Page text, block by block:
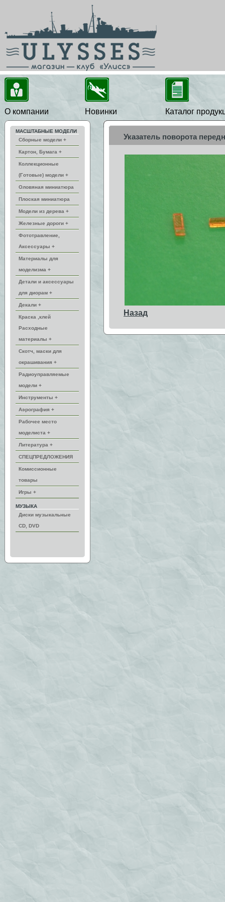
О компании Новинки Каталог
МАСШТАБНЫЕ МОДЕЛИ
Сборные модели +
Картон, Бумага +
Коллекционные
(Готовые) модели +
Оловяная миниатюра
Плоская миниатюра
Модели из дерева +
Железные дороги +
Фототравление,
Аксессуары +
Материалы для
моделизма +
Детали и аксессуары
для диорам +
Декали +
Краска ,клей
Расходные
материалы +
Скотч, маски для
окрашивания +
Радиоуправляемые
модели +
Инструменты +
Аэрография +
Рабочее место
моделиста +
Литература +
СПЕЦПРЕДЛОЖЕНИЯ
Комиссионные
товары
Игры +
МУЗЫКА
Диски музыкальные
CD, DVD
Указатель поворота
Назад